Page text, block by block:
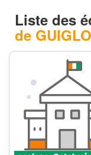
Liste des
de GUIGLO